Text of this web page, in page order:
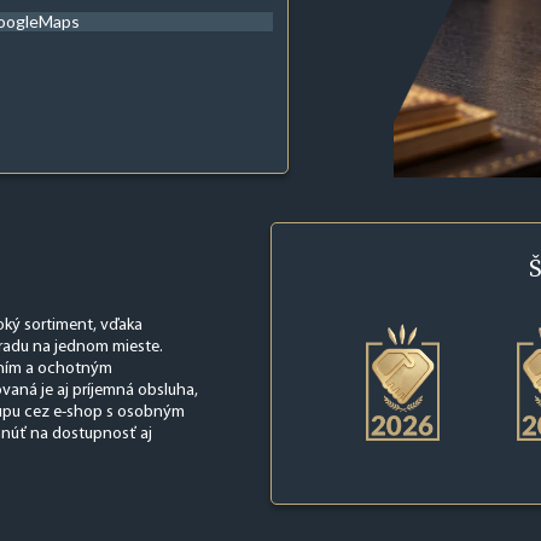
sortiment, vďaka
na jednom mieste.
a ochotným
je aj príjemná obsluha,
cez e-shop s osobným
na dostupnosť aj